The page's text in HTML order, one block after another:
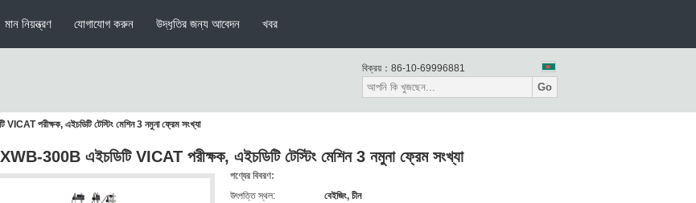
মান নিয়ন্ত্রণ যোগাযোগ করুন উদ্ধৃতির জন্য আবেদন খবর
বিক্রয়： 86-10-69996881
Go
পরীক্ষক, এইচডিটি টেস্টিং মেশিন 3 নমুনা ফ্রেম সংখ্যা
300B এইচডিটি VICAT পরীক্ষক, এইচডিটি টেস্টিং মেশিন 3 নমুনা ফ্রেম সংখ্যা
পণ্যের বিবরণ:
উৎপত্তি স্থল:
বেইজিং, চীন